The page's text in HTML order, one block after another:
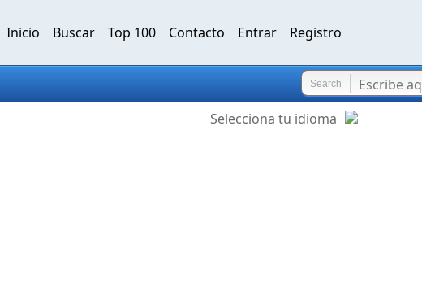
Inicio Buscar Top 100 Contacto Entrar Registro
Search
Selecciona tu idioma